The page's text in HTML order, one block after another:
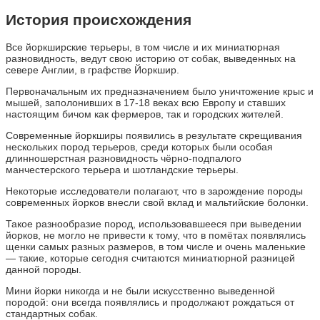
История происхождения
Все йоркширские терьеры, в том числе и их миниатюрная
разновидность, ведут свою историю от собак, выведенных на
севере Англии, в графстве Йоркшир.
Первоначальным их предназначением было уничтожение крыс и
мышей, заполонивших в 17-18 веках всю Европу и ставших
настоящим бичом как фермеров, так и городских жителей.
Современные йоркширы появились в результате скрещивания
нескольких пород терьеров, среди которых были особая
длинношерстная разновидность чёрно-подпалого
манчестерского терьера и шотландские терьеры.
Некоторые исследователи полагают, что в зарождение породы
современных йорков внесли свой вклад и мальтийские болонки.
Такое разнообразие пород, использовавшееся при выведении
йорков, не могло не привести к тому, что в помётах появлялись
щенки самых разных размеров, в том числе и очень маленькие
— такие, которые сегодня считаются миниатюрной разницей
данной породы.
Мини йорки никогда и не были искусственно выведенной
породой: они всегда появлялись и продолжают рождаться от
стандартных собак.